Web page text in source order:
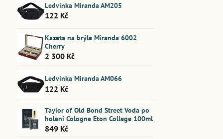
Ledvinka Miranda AM205
122 Kč
Kazeta na brýle Miranda 6002
Cherry
2 300 Kč
Ledvinka Miranda AM066
122 Kč
Taylor of Old Bond Street Voda po
holení Cologne Eton College 100ml
849 Kč